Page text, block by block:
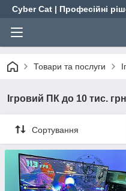
Cyber Cat | Професійні
Товари та послуги
Ігровий ПК до 10 тис. грн
Сортування